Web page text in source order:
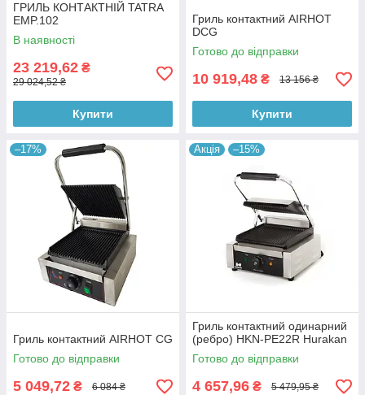
ГРИЛЬ КОНТАКТНІЙ TATRA
EMP.102
В наявності
23 219,62 ₴
29 024,52 ₴
Купити
Гриль контактний AIRHOT
DCG
Готово до відправки
10 919,48 ₴ 13 156 ₴
Купити
–17%
Гриль контактний AIRHOT CG
Готово до відправки
5 049,72 ₴ 6 084 ₴
Акція –15%
Гриль контактний одинарний
(ребро) HKN-PE22R Hurakan
Готово до відправки
4 657,96 ₴ 5 479,95 ₴